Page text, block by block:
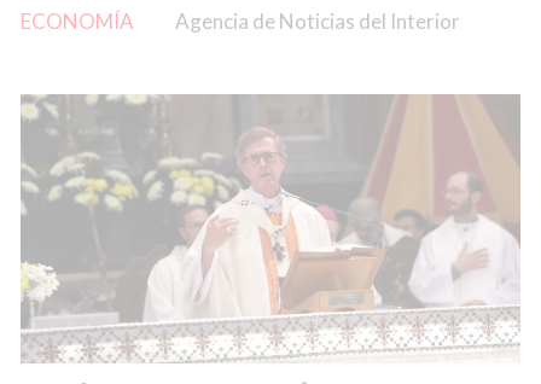
Agencia de Noticias del Interior
ECONOMÍA